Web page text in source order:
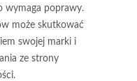
wymaga poprawy.
może skutkować
swojej marki i
ze strony